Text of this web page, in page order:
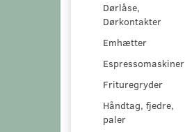
Dørlåse,
Dørkontakter
Emhætter
Espressomaskiner
Frituregryder
Håndtag, fjedre,
paler